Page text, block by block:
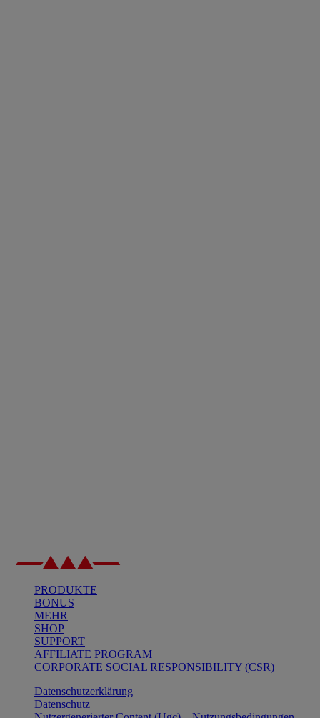
PRODUKTE
BONUS
MEHR
SHOP
SUPPORT
AFFILIATE PROGRAM
CORPORATE SOCIAL RESPONSIBILITY (CSR)
Datenschutzerklärung
Datenschutz